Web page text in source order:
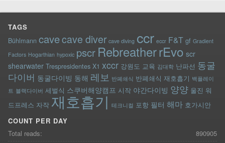
TAGS
Bühlmann cavecave diver cave diving ccr eccr F&T gf Gradient
Factors Hogarthian hypoxic pscr RebreatherrEvo scr
shearwater Trespresidentes X1 xccr 강원도 교육 김대학 난파선 동굴
다이버 동굴다이빙 동해 레보 반폐쇄식 반폐쇄식 재호흡기 백플레이
트 블랙다이버 세벌식 스쿠버해양캠프 시작 야간다이빙 양양 울진 워
드프레스 자작 재호흡기 테크니컬 포항 필터 해마 호가시안
COUNT PER DAY
890905
Total reads: